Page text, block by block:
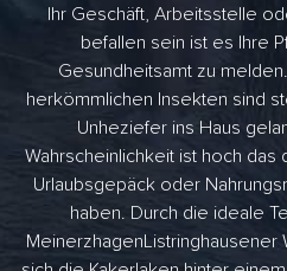
Ihr Geschäft, Arbeitsstelle
befallen sein ist es Ihre
Gesundheitsamt zu
herkömmlichen Insekten sind
Unheziefer ins Haus
Wahrscheinlichkeit ist hoch das
Urlaubsgepäck oder
haben. Durch die ideale
MeinerzhagenListringhausener